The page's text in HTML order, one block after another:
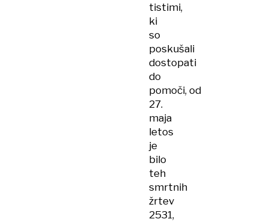
tistimi,
ki
so
poskušali
dostopati
do
pomoči, od
27.
maja
letos
je
bilo
teh
smrtnih
žrtev
2531,